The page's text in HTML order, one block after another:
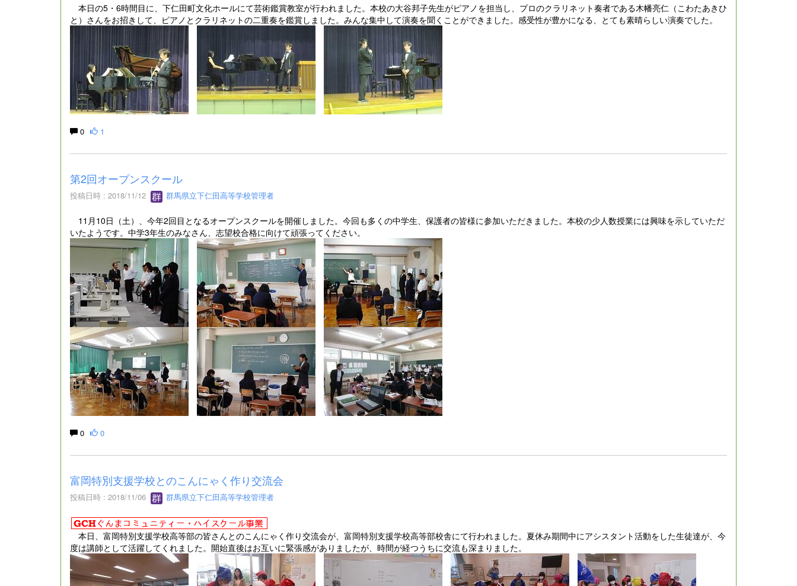
本日の5・6時間目に、下仁田町文化ホールにて芸術鑑賞教室が行われました。本校の大谷邦子先生がピアノを担当し、プロのクラリネット奏者である木幡亮仁（こわたあきひ
と）さんをお招きして、ピアノとクラリネットの二重奏を鑑賞しました。みんな集中して演奏を聞くことができました。感受性が豊かになる、とても素晴らしい演奏でした。
0 1
第2回オープンスクール
投稿日時 : 2018/11/12 群馬県立下仁田高等学校管理者
11月10日（土）、今年2回目となるオープンスクールを開催しました。今回も多くの中学生、保護者の皆様に参加いただきました。本校の少人数授業には興味を示していただ
いたようです。中学3年生のみなさん、志望校合格に向けて頑張ってください。
0 0
富岡特別支援学校とのこんにゃく作り交流会
投稿日時 : 2018/11/06 群馬県立下仁田高等学校管理者
本日、富岡特別支援学校高等部の皆さんとのこんにゃく作り交流会が、富岡特別支援学校高等部校舎にて行われました。夏休み期間中にアシスタント活動をした生徒達が、今
度は講師として活躍してくれました。開始直後はお互いに緊張感がありましたが、時間が経つうちに交流も深まりました。